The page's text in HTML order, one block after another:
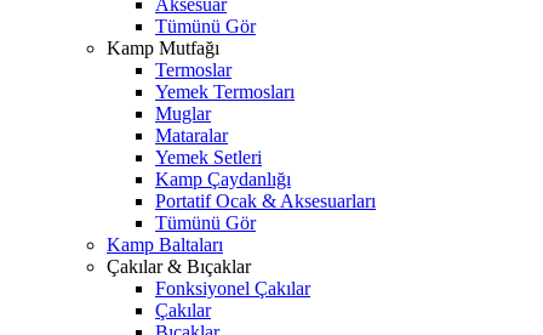
Aksesuar
Tümünü Gör
Kamp Mutfağı
Termoslar
Yemek Termosları
Muglar
Mataralar
Yemek Setleri
Kamp Çaydanlığı
Portatif Ocak & Aksesuarları
Tümünü Gör
Kamp Baltaları
Çakılar & Bıçaklar
Fonksiyonel Çakılar
Çakılar